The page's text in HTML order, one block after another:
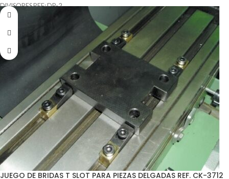
DIVISORES REF: DP-2
JUEGO DE BRIDAS T SLOT PARA PIEZAS DELGADAS REF. CK-3712